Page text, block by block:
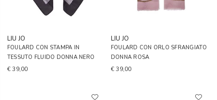
LIU JO
FOULARD CON STAMPA IN
TESSUTO FLUIDO DONNA NERO
€ 39,00
LIU JO
FOULARD CON ORLO SFRANGIATO
DONNA ROSA
€ 39,00